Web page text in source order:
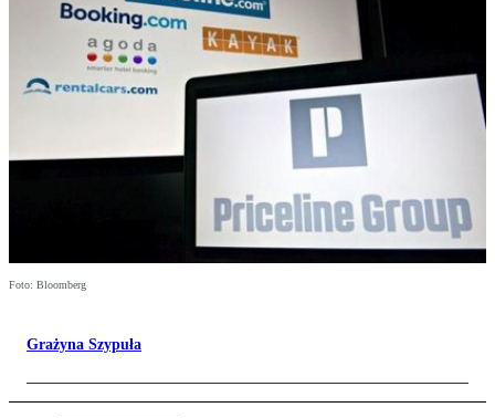
Foto: Bloomberg
Grażyna Szypuła